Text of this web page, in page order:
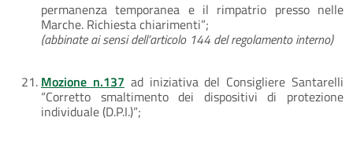
permanenza temporanea e il rimpatrio presso nelle
Marche. Richiesta chiarimenti”;
(abbinate ai sensi dell’articolo 144 del regolamento interno)
Mozione n.137 ad iniziativa del Consigliere Santarelli
“Corretto smaltimento dei dispositivi di protezione
individuale (D.P.I.)”;